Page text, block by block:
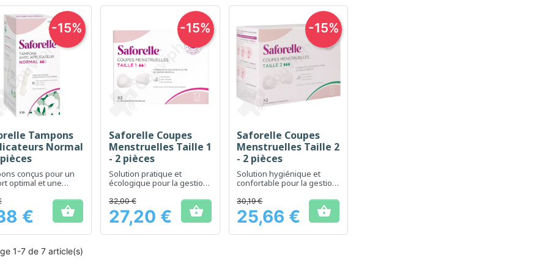
Aperçu rapide
Tampons
Normal
conçus pour un
optimal et une
€ 
-15%
Aperçu rapide
Saforelle Coupes
Menstruelles Taille 1
- 2 pièces
Solution pratique et
écologique pour la gestion
Prix
32,00 €
27,20 € 
-15%
Aperçu rapide
Saforelle Coupes
Menstruelles Taille 2
- 2 pièces
Solution hygiénique et
confortable pour la gestion
Prix
30,19 €
25,66 € 
-15%
1-7 de 7 article(s)